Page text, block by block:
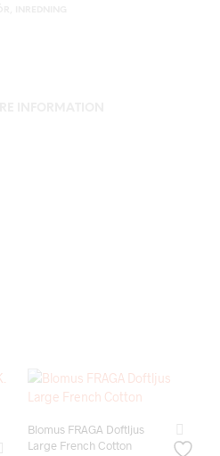
Blomus FRAGA Doftljus
Large French Cotton